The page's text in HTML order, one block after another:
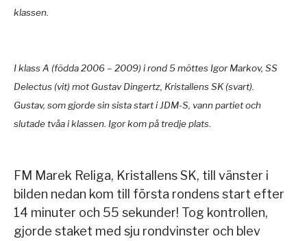
klassen.
I klass A (födda 2006 – 2009) i rond 5 möttes Igor Markov, SS
Delectus (vit) mot Gustav Dingertz, Kristallens SK (svart).
Gustav, som gjorde sin sista start i JDM-S, vann partiet och
slutade tvåa i klassen. Igor kom på tredje plats.
FM Marek Religa, Kristallens SK, till vänster i
bilden nedan kom till första rondens start efter
14 minuter och 55 sekunder! Tog kontrollen,
gjorde staket med sju rondvinster och blev